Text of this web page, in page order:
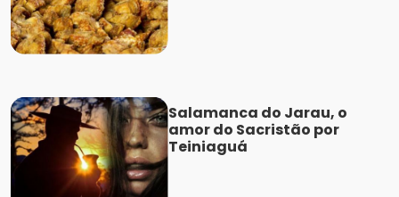
Salamanca do Jarau, o
amor do Sacristão por
Teiniaguá